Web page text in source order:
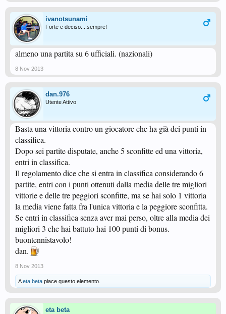
ivanotsunami
Forte e deciso....sempre!
almeno una partita su 6 ufficiali. (nazionali)
8 Nov 2013
dan.976
Utente Attivo
Basta una vittoria contro un giocatore che ha già dei punti in
classifica.
Dopo sei partite disputate, anche 5 sconfitte ed una vittoria,
entri in classifica.
Il regolamento dice che si entra in classifica considerando 6
partite, entri con i punti ottenuti dalla media delle tre migliori
vittorie e delle tre peggiori sconfitte, ma se hai solo 1 vittoria
la media viene fatta fra l'unica vittoria e la peggiore sconfitta.
Se entri in classifica senza aver mai perso, oltre alla media dei
migliori 3 che hai battuto hai 100 punti di bonus.
buontennistavolo!
dan.
8 Nov 2013
Aeta beta piace questo elemento.
eta beta